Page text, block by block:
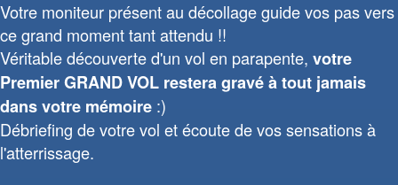
Votre moniteur présent au décollage guide vos pas vers
ce grand moment tant attendu !!
Véritable découverte d'un vol en parapente, votre
Premier GRAND VOL restera gravé à tout jamais
dans votre mémoire :)
Débriefing de votre vol et écoute de vos sensations à
l'atterrissage.